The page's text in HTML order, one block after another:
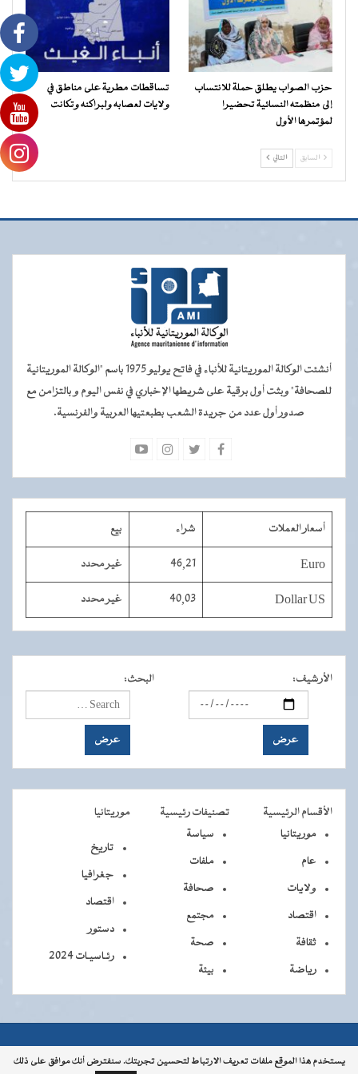
حزب الصواب يطلق حملة للانتساب
إلى منظمته النسائية تحضيرا
لمؤتمرها الأول
تساقطات مطرية على مناطق في
ولايات لعصابه ولبراكنه وتكانت
السابق التالي
أنشئت الوكالة الموريتانية للأنباء في فاتح يوليو 1975 باسم "الوكالة الموريتانية
للصحافة" وبثت أول برقية على شريطها الإخباري في نفس اليوم و بالتزامن مع
صدور أول عدد من جريدة الشعب بطبعتيها العربية والفرنسية.
أسعار العملات شراء بيع
Euro
46,21 غير محدد
Dollar US
40,03 غير محدد
الأرشيف: البحث:
الأقسام الرئيسية تصنيفات رئيسية
موريتانيا
موريتانيا
عام
ولايات
اقتصاد
ثقافة
رياضة
سياسة
ملفات
صحافة
مجتمع
صحة
بيئة
تاريخ
جغرافيا
اقتصاد
دستور
رئـاسيـات 2024
جميــــع جميع الحقوق محفوظة © 2026 - الوكالة الموريتانية للأنباء
يستخدم هذا الموقع ملفات تعريف الارتباط لتحسين تجربتك. سنفترض أنك موافق على ذلك